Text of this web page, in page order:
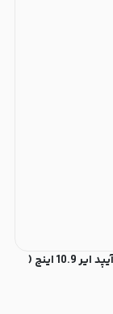
پیپر صفحه نمایش آیپد پرو 11 اینچ ( نسل 1 تا 4 ) و آیپد ایر 10.9 اینچ (